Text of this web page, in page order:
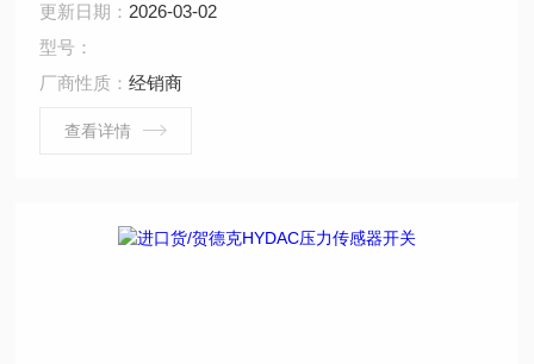
Technology GmbH）拥有40多年自动化经验，专业生产用
于流体过滤技术、液压控制技术、电子测量技术的元件和
品、管夹、电磁铁、液压系统总成等产品的液压件制造
商。 HYDAC压力传感器
更新日期： 2026-03-02
型号：
厂商性质：经销商
查看详情